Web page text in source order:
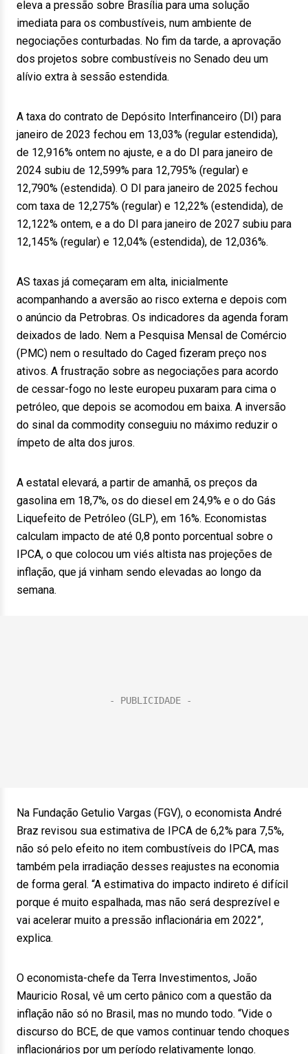
eleva a pressão sobre Brasília para uma solução
imediata para os combustíveis, num ambiente de
negociações conturbadas. No fim da tarde, a aprovação
dos projetos sobre combustíveis no Senado deu um
alívio extra à sessão estendida.
A taxa do contrato de Depósito Interfinanceiro (DI) para
janeiro de 2023 fechou em 13,03% (regular estendida),
de 12,916% ontem no ajuste, e a do DI para janeiro de
2024 subiu de 12,599% para 12,795% (regular) e
12,790% (estendida). O DI para janeiro de 2025 fechou
com taxa de 12,275% (regular) e 12,22% (estendida), de
12,122% ontem, e a do DI para janeiro de 2027 subiu para
12,145% (regular) e 12,04% (estendida), de 12,036%.
AS taxas já começaram em alta, inicialmente
acompanhando a aversão ao risco externa e depois com
o anúncio da Petrobras. Os indicadores da agenda foram
deixados de lado. Nem a Pesquisa Mensal de Comércio
(PMC) nem o resultado do Caged fizeram preço nos
ativos. A frustração sobre as negociações para acordo
de cessar-fogo no leste europeu puxaram para cima o
petróleo, que depois se acomodou em baixa. A inversão
do sinal da commodity conseguiu no máximo reduzir o
ímpeto de alta dos juros.
A estatal elevará, a partir de amanhã, os preços da
gasolina em 18,7%, os do diesel em 24,9% e o do Gás
Liquefeito de Petróleo (GLP), em 16%. Economistas
calculam impacto de até 0,8 ponto porcentual sobre o
IPCA, o que colocou um viés altista nas projeções de
inflação, que já vinham sendo elevadas ao longo da
semana.
Na Fundação Getulio Vargas (FGV), o economista André
Braz revisou sua estimativa de IPCA de 6,2% para 7,5%,
não só pelo efeito no item combustíveis do IPCA, mas
também pela irradiação desses reajustes na economia
de forma geral. “A estimativa do impacto indireto é difícil
porque é muito espalhada, mas não será desprezível e
vai acelerar muito a pressão inflacionária em 2022”,
explica.
O economista-chefe da Terra Investimentos, João
Mauricio Rosal, vê um certo pânico com a questão da
inflação não só no Brasil, mas no mundo todo. “Vide o
discurso do BCE, de que vamos continuar tendo choques
inflacionários por um período relativamente longo.